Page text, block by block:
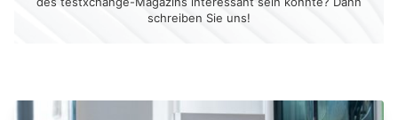
schreiben Sie uns!